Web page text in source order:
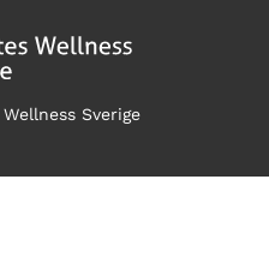
Sverige